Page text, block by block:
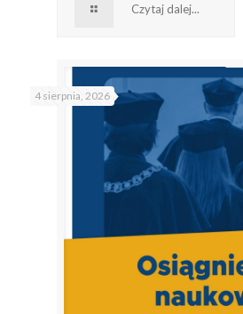
Czytaj dalej...
4 sierpnia, 2026